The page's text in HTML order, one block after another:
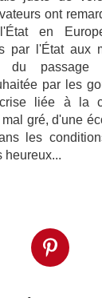
ont
en
par l'État aux
du
par les
liée à la
gré, d'une
les
heureux...